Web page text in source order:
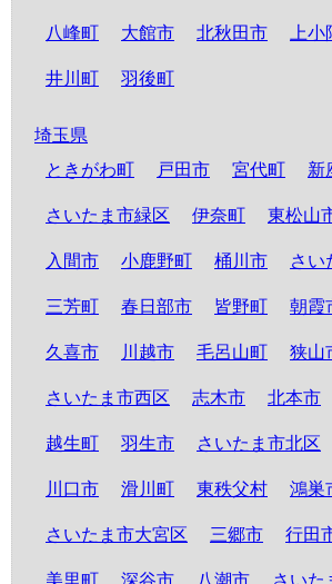
八峰町 大館市 北秋田市 上
井川町 羽後町
埼玉県
ときがわ町
戸田市 宮代町 新
さいたま市緑区 伊奈町 東松山
入間市 小鹿野町 桶川市 さい
三芳町 春日部市 皆野町 朝霞
久喜市 川越市 毛呂山町 狭山
さいたま市西区 志木市 北本市
越生町 羽生市 さいたま市北区
川口市 滑川町 東秩父村 鴻巣
さいたま市大宮区 三郷市 行田
美里町 深谷市 八潮市 さいた